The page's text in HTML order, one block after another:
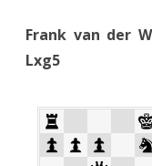
Frank van der
Lxg5